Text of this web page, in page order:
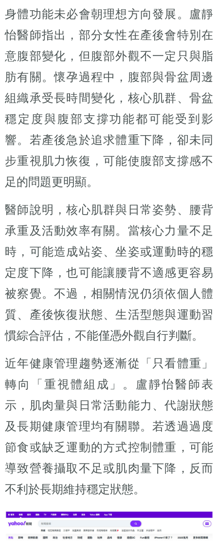
身體功能未必會朝理想方向發展。盧靜
怡醫師指出，部分女性在產後會特別在
意腹部變化，但腹部外觀不一定只與脂
肪有關。懷孕過程中，腹部與骨盆周邊
組織承受長時間變化，核心肌群、骨盆
穩定度與腹部支撐功能都可能受到影
響。若產後急於追求體重下降，卻未同
步重視肌力恢復，可能使腹部支撐感不
足的問題更明顯。
醫師說明，核心肌群與日常姿勢、腰背
承重及活動效率有關。當核心力量不足
時，可能造成站姿、坐姿或運動時的穩
定度下降，也可能讓腰背不適感更容易
被察覺。不過，相關情況仍須依個人體
質、產後恢復狀態、生活型態與運動習
慣綜合評估，不能僅憑外觀自行判斷。
近年健康管理趨勢逐漸從「只看體重」
轉向「重視體組成」。盧靜怡醫師表
示，肌肉量與日常活動能力、代謝狀態
及長期健康管理均有關聯。若透過過度
節食或缺乏運動的方式控制體重，可能
導致營養攝取不足或肌肉量下降，反而
不利於長期維持穩定狀態。